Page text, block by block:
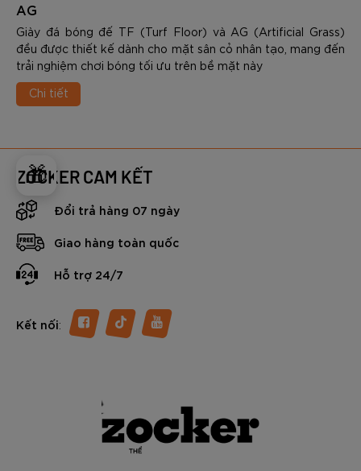
🎁
AG
Giày đá bóng đế TF (Turf Floor) và AG (Artificial Grass)
đều được thiết kế dành cho mặt sân cỏ nhân tạo, mang đến
trải nghiệm chơi bóng tối ưu trên bề mặt này
Chi tiết
ZOCKER CAM KẾT
Đổi trả hàng 07 ngày
Giao hàng toàn quốc
Hỗ trợ 24/7
Kết nối: